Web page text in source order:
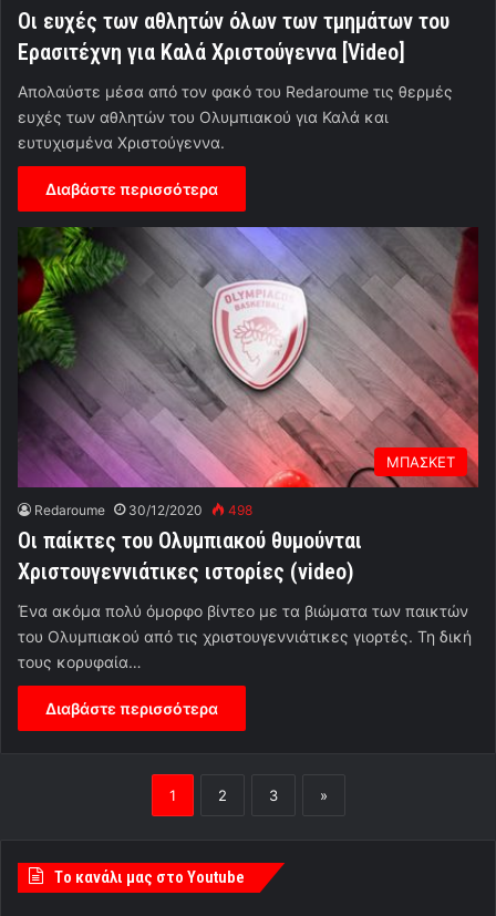
Οι ευχές των αθλητών όλων των τμημάτων του
Ερασιτέχνη για Καλά Χριστούγεννα [Video]
Απολαύστε μέσα από τον φακό του Redaroume τις θερμές
ευχές των αθλητών του Ολυμπιακού για Καλά και
ευτυχισμένα Χριστούγεννα.
Διαβάστε περισσότερα
ΜΠΑΣΚΕΤ
Redaroume 30/12/2020 498
Οι παίκτες του Ολυμπιακού θυμούνται
Χριστουγεννιάτικες ιστορίες (video)
Ένα ακόμα πολύ όμορφο βίντεο με τα βιώματα των παικτών
του Ολυμπιακού από τις χριστουγεννιάτικες γιορτές. Τη δική
τους κορυφαία…
Διαβάστε περισσότερα
1 2 3 »
Tο κανάλι μας στο Youtube